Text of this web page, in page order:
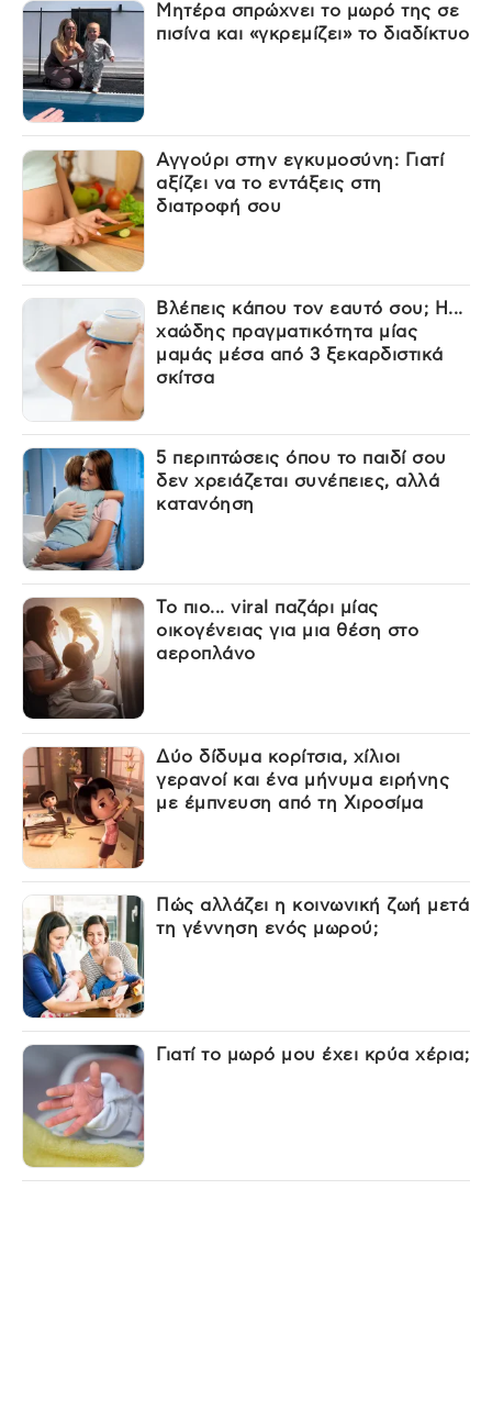
Μητέρα σπρώχνει το μωρό της σε
πισίνα και «γκρεμίζει» το διαδίκτυο
Αγγούρι στην εγκυμοσύνη: Γιατί
αξίζει να το εντάξεις στη
διατροφή σου
Βλέπεις κάπου τον εαυτό σου; Η...
χαώδης πραγματικότητα μίας
μαμάς μέσα από 3 ξεκαρδιστικά
σκίτσα
5 περιπτώσεις όπου το παιδί σου
δεν χρειάζεται συνέπειες, αλλά
κατανόηση
Το πιο... viral παζάρι μίας
οικογένειας για μια θέση στο
αεροπλάνο
Δύο δίδυμα κορίτσια, χίλιοι
γερανοί και ένα μήνυμα ειρήνης
με έμπνευση από τη Χιροσίμα
Πώς αλλάζει η κοινωνική ζωή μετά
τη γέννηση ενός μωρού;
Γιατί το μωρό μου έχει κρύα χέρια;